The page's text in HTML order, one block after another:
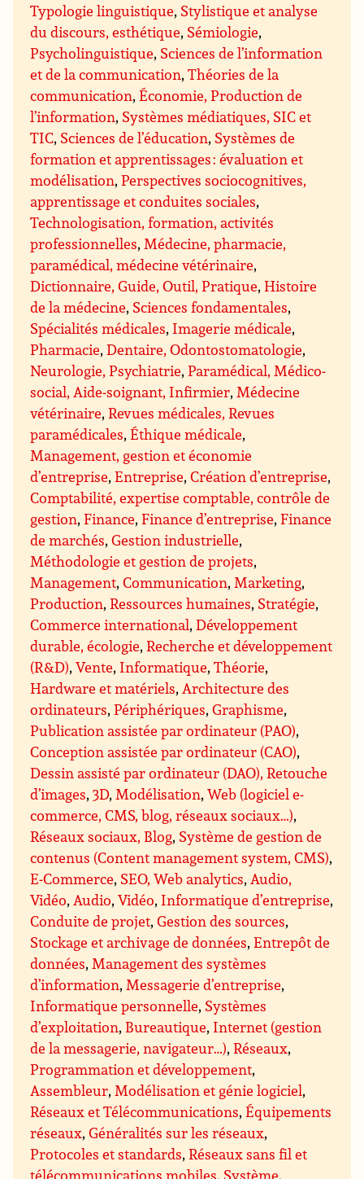
Typologie linguistique, Stylistique et analyse
du discours, esthétique, Sémiologie,
Psycholinguistique, Sciences de l’information
et de la communication,Théories de la
communication,Économie, Production de
l’information, Systèmes médiatiques, SIC et
TIC, Sciences de l’éducation, Systèmes de
formation et apprentissages : évaluation et
modélisation,Perspectives sociocognitives,
apprentissage et conduites sociales,
Technologisation, formation, activités
professionnelles, Médecine, pharmacie,
paramédical, médecine vétérinaire,
Dictionnaire, Guide, Outil, Pratique,Histoire
de la médecine, Sciences fondamentales,
Spécialités médicales, Imagerie médicale,
Pharmacie,Dentaire, Odontostomatologie,
Neurologie, Psychiatrie,Paramédical, Médico-
social, Aide-soignant, Infirmier, Médecine
vétérinaire,Revues médicales, Revues
paramédicales,Éthique médicale,
Management, gestion et économie
d’entreprise,Entreprise,Création d’entreprise,
Comptabilité, expertise comptable, contrôle de
gestion,Finance,Finance d’entreprise,Finance
de marchés,Gestion industrielle,
Méthodologie et gestion de projets,
Management,Communication, Marketing,
Production,Ressources humaines, Stratégie,
Commerce international,Développement
durable, écologie,Recherche et développement
(R&D),Vente, Informatique,Théorie,
Hardware et matériels, Architecture des
ordinateurs,Périphériques,Graphisme,
Publication assistée par ordinateur (PAO),
Conception assistée par ordinateur (CAO),
Dessin assisté par ordinateur (DAO), Retouche
d’images,3D, Modélisation,Web (logiciel e-
commerce, CMS, blog, réseaux sociaux…),
Réseaux sociaux, Blog, Système de gestion de
contenus (Content management system, CMS),
E-Commerce, SEO, Web analytics, Audio,
Vidéo, Audio,Vidéo, Informatique d’entreprise,
Conduite de projet,Gestion des sources,
Stockage et archivage de données,Entrepôt de
données, Management des systèmes
d’information, Messagerie d’entreprise,
Informatique personnelle, Systèmes
d’exploitation, Bureautique, Internet (gestion
de la messagerie, navigateur…),Réseaux,
Programmation et développement,
Assembleur, Modélisation et génie logiciel,
Réseaux et Télécommunications,Équipements
réseaux,Généralités sur les réseaux,
Protocoles et standards,Réseaux sans fil et
télécommunications mobiles, Système,